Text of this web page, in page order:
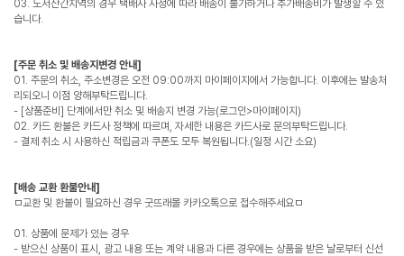
03. 도서산간지역의 경우 택배사 사정에 따라 배송이 불가하거나 추가배송비가 발생할 수 있
습니다.
[주문 취소 및 배송지변경 안내]
01. 주문의 취소, 주소변경은 오전 09:00까지 마이페이지에서 가능합니다. 이후에는 발송처
리되오니 이점 양해부탁드립니다.
- [상품준비] 단계에서만 취소 및 배송지 변경 가능(로그인>마이페이지)
02. 카드 환불은 카드사 정책에 따르며, 자세한 내용은 카드사로 문의부탁드립니다.
- 결제 취소 시 사용하신 적립금과 쿠폰도 모두 복원됩니다.(일정 시간 소요)
[배송 교환 환불안내]
ㅁ교환 및 환불이 필요하신 경우 굿뜨래몰 카카오톡으로 접수해주세요ㅁ
01. 상품에 문제가 있는 경우
- 받으신 상품이 표시, 광고 내용 또는 계약 내용과 다른 경우에는 상품을 받은 날로부터 신선